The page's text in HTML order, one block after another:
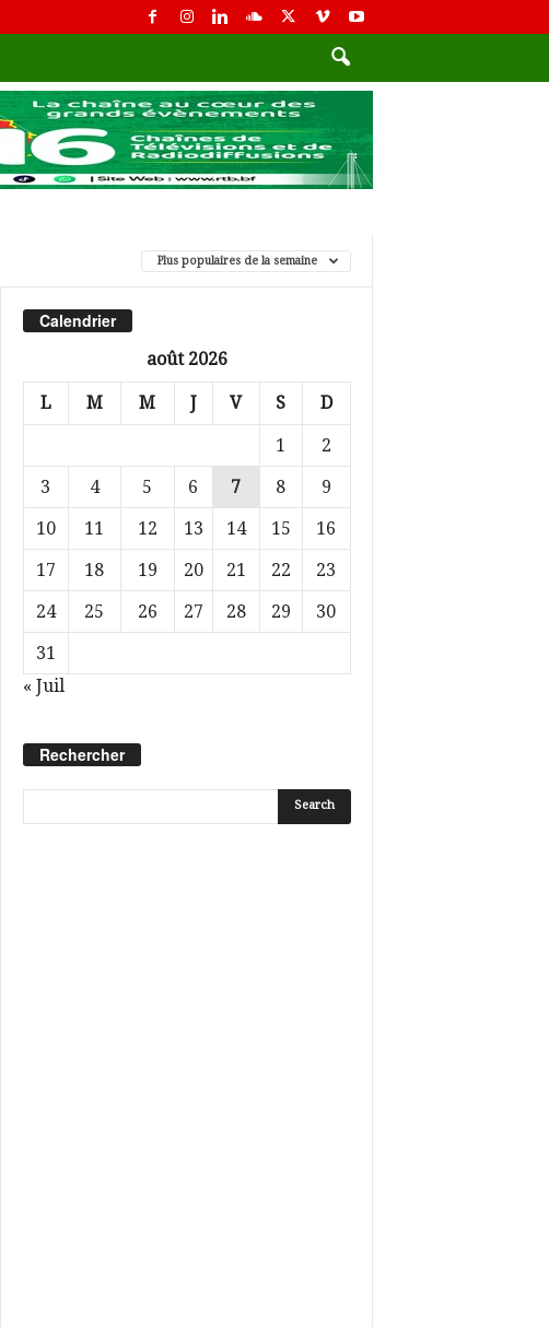
Plus populaires de la semaine
Calendrier
août 2026
L M M J V S D
1
2
3
4 5 6 7 8
9
10
11 12 13 14 15
16
17
18 19 20 21 22
23
24
25 26 27 28 29
30
31
« Juil
Rechercher